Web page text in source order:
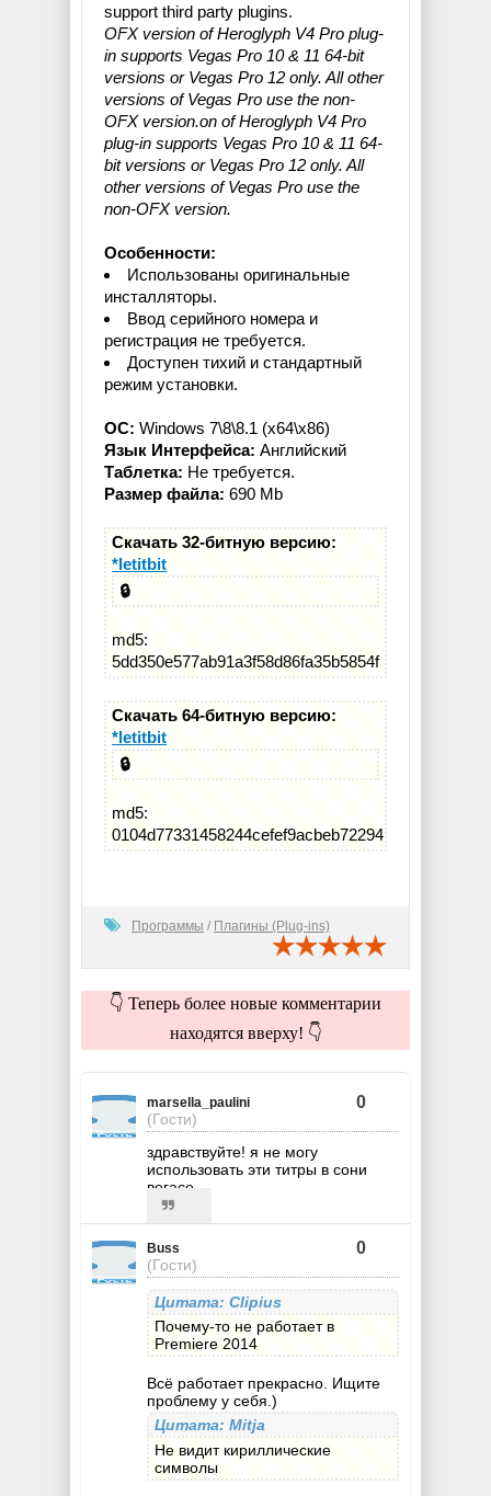
support third party plugins.
OFX version of Heroglyph V4 Pro plug-
in supports Vegas Pro 10 & 11 64-bit
versions or Vegas Pro 12 only. All other
versions of Vegas Pro use the non-
OFX version.on of Heroglyph V4 Pro
plug-in supports Vegas Pro 10 & 11 64-
bit versions or Vegas Pro 12 only. All
other versions of Vegas Pro use the
non-OFX version.
Особенности:
Использованы оригинальные
инсталляторы.
Ввод серийного номера и
регистрация не требуется.
Доступен тихий и стандартный
режим установки.
OC: Windows 7\8\8.1 (x64\x86)
Язык Интерфейса: Английский
Таблетка: Не требуется.
Размер файла: 690 Mb
Скачать 32-битную версию:
*letitbit
🔒
md5:
5dd350e577ab91a3f58d86fa35b5854f
Скачать 64-битную версию:
*letitbit
🔒
md5:
0104d77331458244cefef9acbeb72294
Программы / Плагины (Plug-ins)
👇 Теперь более новые комментарии
находятся вверху! 👇
marsella_paulini
(Гости)
0
здравствуйте! я не могу
использовать эти титры в сони
вегасе
Buss
(Гости)
0
Цитата: Clipius
Почему-то не работает в
Premiere 2014
Всё работает прекрасно. Ищите
проблему у себя.)
Цитата: Mitja
Не видит кириллические
символы